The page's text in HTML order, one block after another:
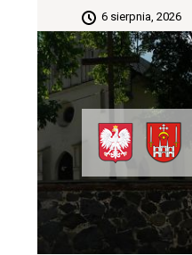
6 sierpnia, 2026